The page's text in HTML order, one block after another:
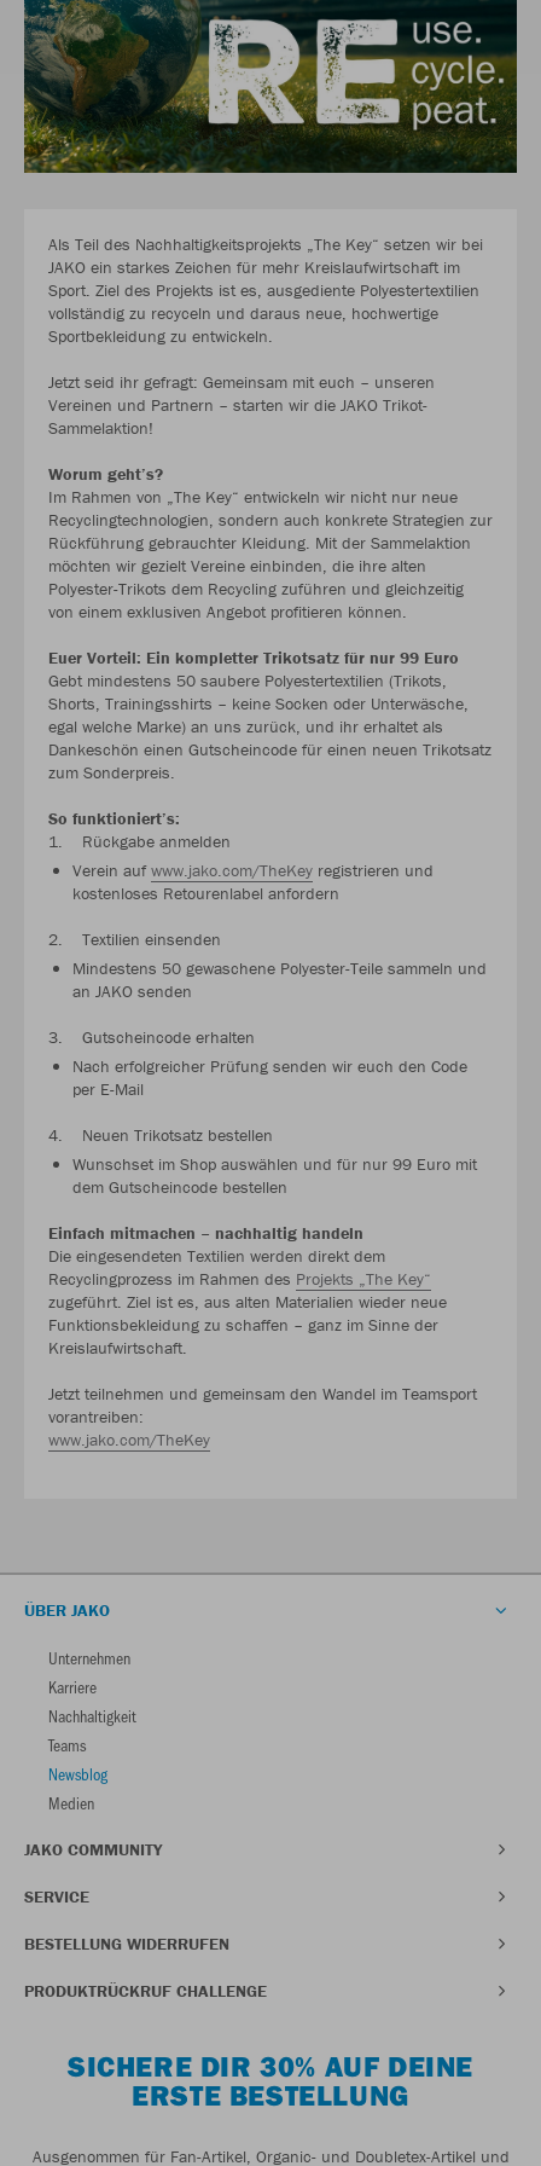
Als Teil des Nachhaltigkeitsprojekts „The Key“ setzen wir bei
JAKO ein starkes Zeichen für mehr Kreislaufwirtschaft im
Sport. Ziel des Projekts ist es, ausgediente Polyestertextilien
vollständig zu recyceln und daraus neue, hochwertige
Sportbekleidung zu entwickeln.
Jetzt seid ihr gefragt: Gemeinsam mit euch – unseren
Vereinen und Partnern – starten wir die JAKO Trikot-
Sammelaktion!
Worum geht’s?
Im Rahmen von „The Key“ entwickeln wir nicht nur neue
Recyclingtechnologien, sondern auch konkrete Strategien zur
Rückführung gebrauchter Kleidung. Mit der Sammelaktion
möchten wir gezielt Vereine einbinden, die ihre alten
Polyester-Trikots dem Recycling zuführen und gleichzeitig
von einem exklusiven Angebot profitieren können.
Euer Vorteil: Ein kompletter Trikotsatz für nur 99 Euro
Gebt mindestens 50 saubere Polyestertextilien (Trikots,
Shorts, Trainingsshirts – keine Socken oder Unterwäsche,
egal welche Marke) an uns zurück, und ihr erhaltet als
Dankeschön einen Gutscheincode für einen neuen Trikotsatz
zum Sonderpreis.
So funktioniert’s:
1. Rückgabe anmelden
Verein aufwww.jako.com/TheKey registrieren und
kostenloses Retourenlabel anfordern
2. Textilien einsenden
Mindestens 50 gewaschene Polyester-Teile sammeln und
an JAKO senden
3. Gutscheincode erhalten
Nach erfolgreicher Prüfung senden wir euch den Code
per E-Mail
4. Neuen Trikotsatz bestellen
Wunschset im Shop auswählen und für nur 99 Euro mit
dem Gutscheincode bestellen
Einfach mitmachen – nachhaltig handeln
Die eingesendeten Textilien werden direkt dem
Recyclingprozess im Rahmen des Projekts „The Key“
zugeführt. Ziel ist es, aus alten Materialien wieder neue
Funktionsbekleidung zu schaffen – ganz im Sinne der
Kreislaufwirtschaft.
Jetzt teilnehmen und gemeinsam den Wandel im Teamsport
vorantreiben:
www.jako.com/TheKey
ÜBER JAKO
Unternehmen
Karriere
Nachhaltigkeit
Teams
Newsblog
Medien
JAKO COMMUNITY
SERVICE
BESTELLUNG WIDERRUFEN
PRODUKTRÜCKRUF CHALLENGE
SICHERE DIR 30% AUF DEINE
ERSTE BESTELLUNG
Ausgenommen für Fan-Artikel, Organic- und Doubletex-Artikel und